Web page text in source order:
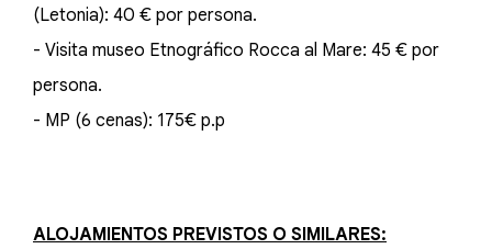
(Letonia): 40 € por persona.
- Visita museo Etnográfico Rocca al Mare: 45 € por
persona.
- MP (6 cenas): 175€ p.p
ALOJAMIENTOS PREVISTOS O SIMILARES: